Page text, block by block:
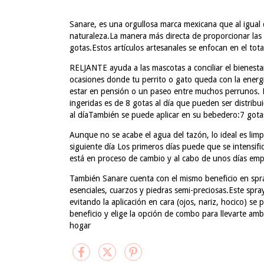
Sanare, es una orgullosa marca mexicana que al
naturaleza.La manera más directa de proporcionar
gotas.Estos artículos artesanales se enfocan en el
RELJANTE ayuda a las mascotas a conciliar el
ocasiones donde tu perrito o gato queda con la
estar en pensión o un paseo entre muchos perrunos.
ingeridas es de 8 gotas al día que pueden ser
al díaTambién se puede aplicar en su bebedero:7
Aunque no se acabe el agua del tazón, lo ideal es
siguiente día Los primeros días puede que se
está en proceso de cambio y al cabo de unos días
También Sanare cuenta con el mismo beneficio en
esenciales, cuarzos y piedras semi-preciosas.Este
evitando la aplicación en cara (ojos, nariz, hocico) se
beneficio y elige la opción de combo para llevarte
hogar